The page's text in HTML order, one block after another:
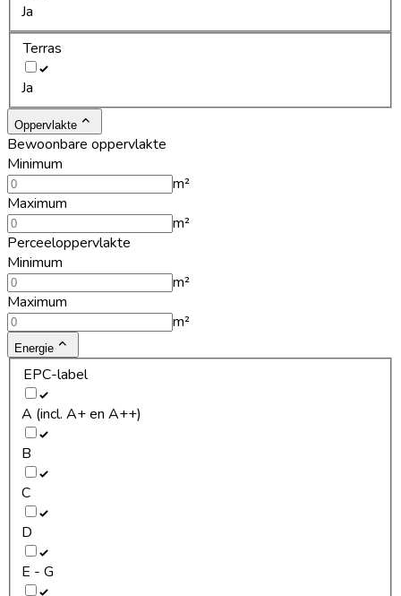
Ja
Terras
Ja
Oppervlakte
Bewoonbare oppervlakte
Minimum
m²
Maximum
m²
Perceeloppervlakte
Minimum
m²
Maximum
m²
Energie
EPC-label
A (incl. A+ en A++)
B
C
D
E - G